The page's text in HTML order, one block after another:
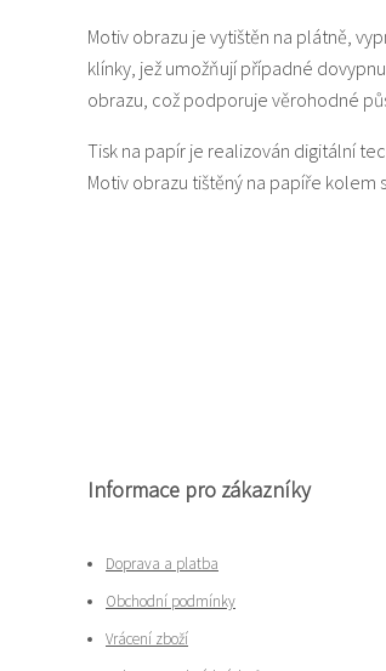
Motiv obrazu je vytištěn na plátně,
klínky, jež umožňují případné
obrazu, což podporuje věrohodné
Tisk na papír je realizován digitální
Motiv obrazu tištěný na papíře
Informace pro zákazníky
Doprava a platba
Obchodní podmínky
Vrácení zboží